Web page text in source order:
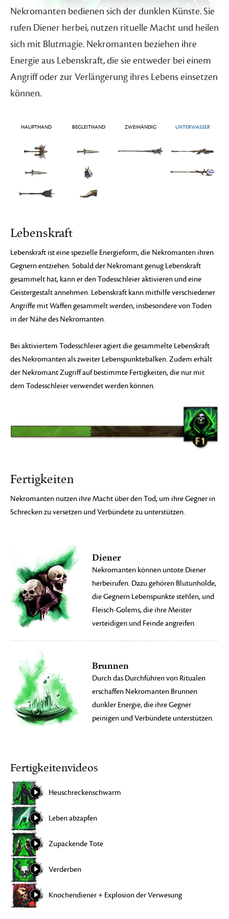
Nekromanten bedienen sich der dunklen Künste. Sie
rufen Diener herbei, nutzen rituelle Macht und heilen
sich mit Blutmagie. Nekromanten beziehen ihre
Energie aus Lebenskraft, die sie entweder bei einem
Angriff oder zur Verlängerung ihres Lebens einsetzen
können.
HAUPTHAND BEGLEITHAND ZWEIHÄNDIG UNTERWASSER
Lebenskraft
Lebenskraft ist eine spezielle Energieform, die Nekromanten ihren
Gegnern entziehen. Sobald der Nekromant genug Lebenskraft
gesammelt hat, kann er den Todesschleier aktivieren und eine
Geistergestalt annehmen. Lebenskraft kann mithilfe verschiedener
Angriffe mit Waffen gesammelt werden, insbesondere von Toden
in der Nähe des Nekromanten.
Bei aktiviertem Todesschleier agiert die gesammelte Lebenskraft
des Nekromanten als zweiter Lebenspunktebalken. Zudem erhält
der Nekromant Zugriff auf bestimmte Fertigkeiten, die nur mit
dem Todesschleier verwendet werden können.
Fertigkeiten
Nekromanten nutzen ihre Macht über den Tod, um ihre Gegner in
Schrecken zu versetzen und Verbündete zu unterstützen.
Diener
Nekromanten können untote Diener
herbeirufen. Dazu gehören Blutunholde,
die Gegnern Lebenspunkte stehlen, und
Fleisch-Golems, die ihre Meister
verteidigen und Feinde angreifen.
Brunnen
Durch das Durchführen von Ritualen
erschaffen Nekromanten Brunnen
dunkler Energie, die ihre Gegner
peinigen und Verbündete unterstützen.
Fertigkeitenvideos
Heuschreckenschwarm
Leben abzapfen
Zupackende Tote
Verderben
Knochendiener + Explosion der Verwesung